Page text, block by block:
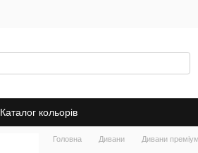
Каталог кольорів
Головна Дивани Дивани преміум